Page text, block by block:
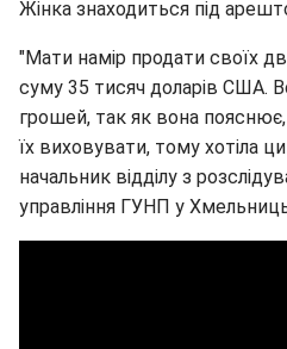
Жінка знаходиться під
"Мати намір продати своїх
суму 35 тисяч доларів США.
грошей, так як вона
їх виховувати, тому хотіла
начальник відділу з
управління ГУНП у